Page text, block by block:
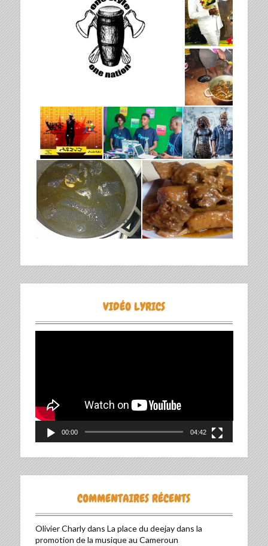
VIDÉO LYRICS
00:00 04:42
COMMENTAIRES RÉCENTS
Olivier Charlydans La place du deejay dans la
promotion de la musique au Cameroun